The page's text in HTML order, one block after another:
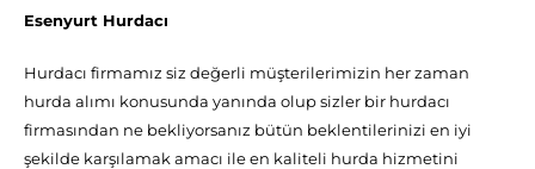
Esenyurt Hurdacı
Hurdacı firmamız siz değerli müşterilerimizin her zaman
hurda alımı konusunda yanında olup sizler bir hurdacı
firmasından ne bekliyorsanız bütün beklentilerinizi en iyi
şekilde karşılamak amacı ile en kaliteli hurda hizmetini